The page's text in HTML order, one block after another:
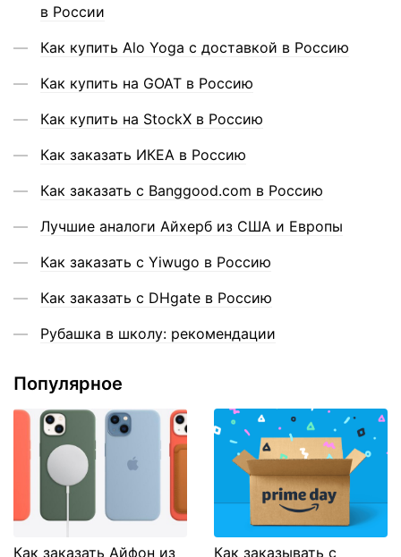
в России
Как купить Alo Yoga с доставкой в Россию
Как купить на GOAT в Россию
Как купить на StockX в Россию
Как заказать ИКЕА в Россию
Как заказать с Banggood.com в Россию
Лучшие аналоги Айхерб из США и Европы
Как заказать с Yiwugo в Россию
Как заказать с DHgate в Россию
Рубашка в школу: рекомендации
Популярное
Как заказать Айфон из
Как заказывать с